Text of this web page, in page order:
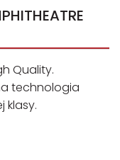
Quality.
technologia
klasy.